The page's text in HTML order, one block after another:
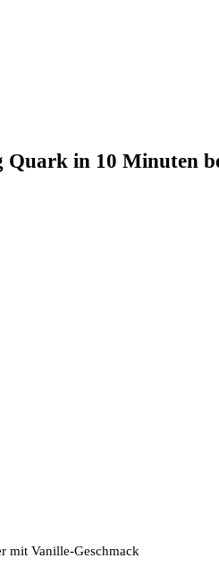
Quark in 10 Minuten
mit Vanille-Geschmack